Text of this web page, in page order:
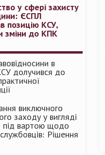
у сфері захисту
ЄСПЛ
позицію КСУ,
зміни до КПК
в
долучився до
виключного
заходу у вигляді
під вартою щодо
Рішення